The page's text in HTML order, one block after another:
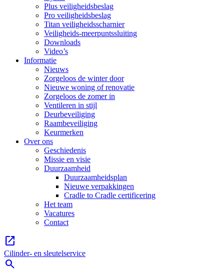
Plus veiligheidsbeslag
Pro veiligheidsbeslag
Titan veiligheidsscharnier
Veiligheids-meerpuntssluiting
Downloads
Video’s
Informatie
Nieuws
Zorgeloos de winter door
Nieuwe woning of renovatie
Zorgeloos de zomer in
Ventileren in stijl
Deurbeveiliging
Raambeveiliging
Keurmerken
Over ons
Geschiedenis
Missie en visie
Duurzaamheid
Duurzaamheidsplan
Nieuwe verpakkingen
Cradle to Cradle certificering
Het team
Vacatures
Contact
open_in_new
Cilinder- en sleutelservice
search